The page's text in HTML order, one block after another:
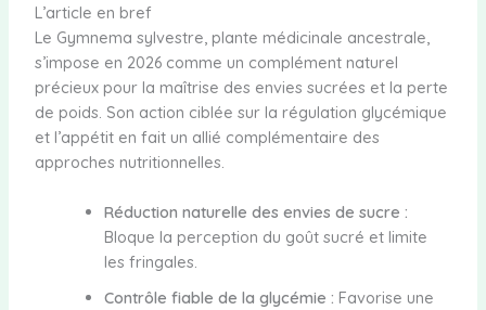
L’article en bref
Le Gymnema sylvestre, plante médicinale ancestrale,
s’impose en 2026 comme un complément naturel
précieux pour la maîtrise des envies sucrées et la perte
de poids. Son action ciblée sur la régulation glycémique
et l’appétit en fait un allié complémentaire des
approches nutritionnelles.
Réduction naturelle des envies de sucre :
Bloque la perception du goût sucré et limite
les fringales.
Contrôle fiable de la glycémie : Favorise une